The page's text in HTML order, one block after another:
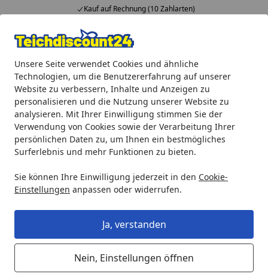
Unsere Seite verwendet Cookies und ähnliche
Technologien, um die Benutzererfahrung auf unserer
Website zu verbessern, Inhalte und Anzeigen zu
personalisieren und die Nutzung unserer Website zu
analysieren. Mit Ihrer Einwilligung stimmen Sie der
Verwendung von Cookies sowie der Verarbeitung Ihrer
persönlichen Daten zu, um Ihnen ein bestmögliches
Surferlebnis und mehr Funktionen zu bieten.
Sie können Ihre Einwilligung jederzeit in den Cookie-
Einstellungen anpassen oder widerrufen.
Ja, verstanden
Nein, Einstellungen öffnen
Kauf auf Rechnung (10 Zahlarten)
Alle Produkte
Mein Konto
Suchen
Startseite
Teichprodukte Teichbeleuchtung LED-Beleuchtung
Oase Außenbeleuchtung LunAqua
Power LED XL 3000